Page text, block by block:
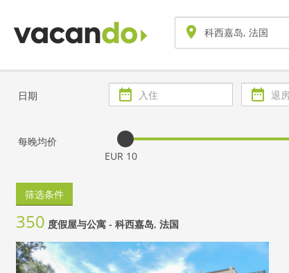
日期
住
房
每晚均价
EUR 10
筛选条件
350 度假屋与公寓 - 科西嘉岛, 法国